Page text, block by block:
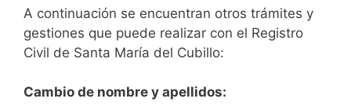
A continuación se encuentran otros trámites y
gestiones que puede realizar con el Registro
Civil de Santa María del Cubillo:
Cambio de nombre y apellidos: